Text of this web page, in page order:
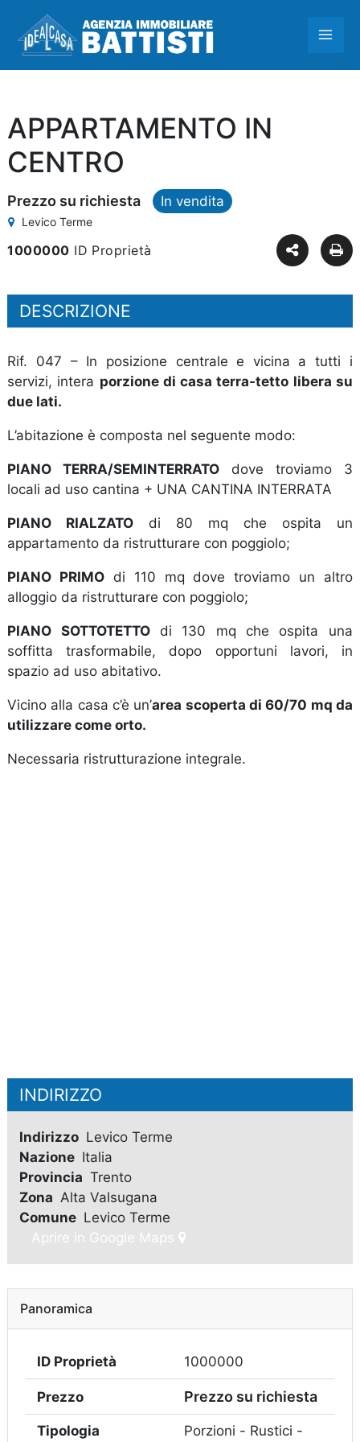
contenuto
APPARTAMENTO IN
CENTRO
Prezzo su richiesta In vendita
Levico Terme
1000000 ID Proprietà
DESCRIZIONE
Rif. 047 – In posizione centrale e vicina a tutti i
servizi, intera porzione di casa terra-tetto libera su
due lati.
L’abitazione è composta nel seguente modo:
PIANO TERRA/SEMINTERRATO dove troviamo 3
locali ad uso cantina + UNA CANTINA INTERRATA
PIANO RIALZATO di 80 mq che ospita un
appartamento da ristrutturare con poggiolo;
PIANO PRIMO di 110 mq dove troviamo un altro
alloggio da ristrutturare con poggiolo;
PIANO SOTTOTETTOdi 130 mq che ospita una
soffitta trasformabile, dopo opportuni lavori, in
spazio ad uso abitativo.
Vicino alla casa c’è un’area scoperta di 60/70 mq da
utilizzare come orto.
Necessaria ristrutturazione integrale.
INDIRIZZO
Indirizzo Levico Terme
Nazione Italia
Provincia Trento
Zona Alta Valsugana
Comune Levico Terme
Aprire in Google Maps
Panoramica
ID Proprietà 1000000
Prezzo Prezzo su richiesta
Tipologia Porzioni - Rustici -